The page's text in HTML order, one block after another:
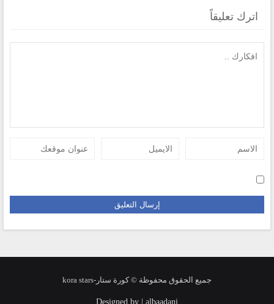
اترك تعليقاً
جميع الحقوق محفوظة © كورة ستار-kora stars
Designed by | albaadani